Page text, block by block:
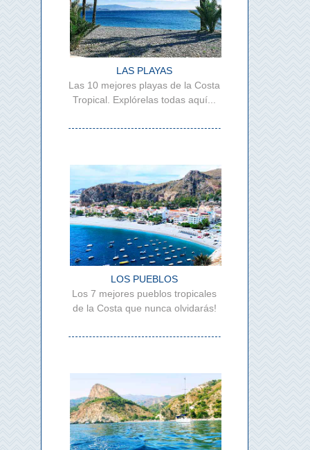
LAS PLAYAS
Las 10 mejores playas de la Costa
Tropical. Explórelas todas aquí...
LOS PUEBLOS
Los 7 mejores pueblos tropicales
de la Costa que nunca olvidarás!